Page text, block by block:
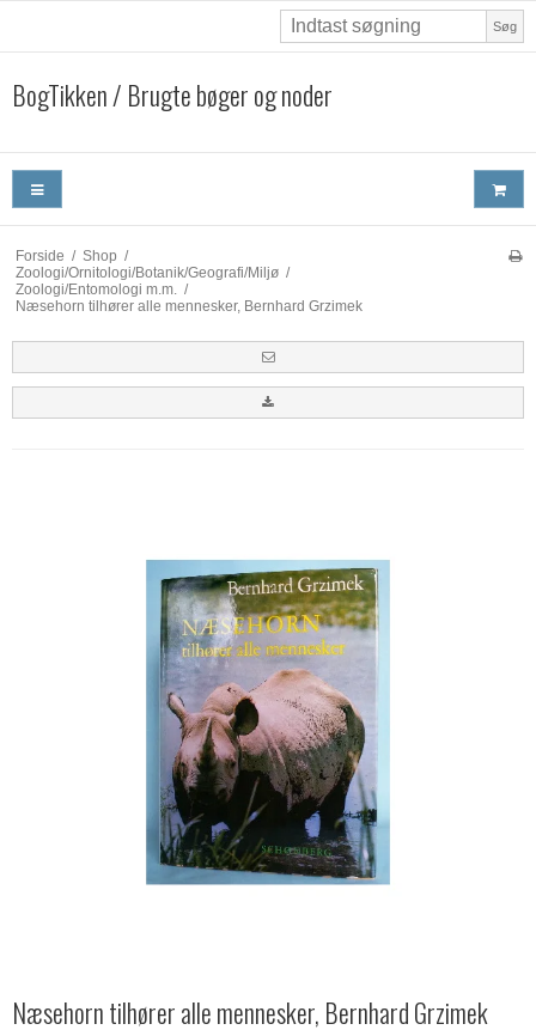
Søg
BogTikken / Brugte bøger og noder
Forside / Shop /
Zoologi/Ornitologi/Botanik/Geografi/Miljø /
Zoologi/Entomologi m.m.
/
Næsehorn tilhører alle mennesker, Bernhard Grzimek
Næsehorn tilhører alle mennesker, Bernhard Grzimek